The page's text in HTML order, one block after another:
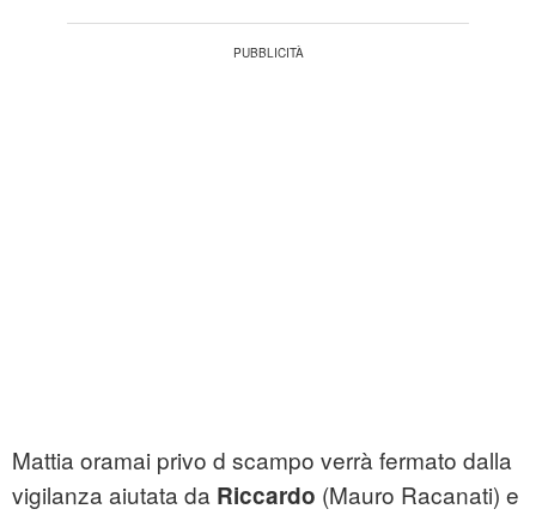
Mattia oramai privo d scampo verrà fermato dalla
vigilanza aiutata da Riccardo (Mauro Racanati) e